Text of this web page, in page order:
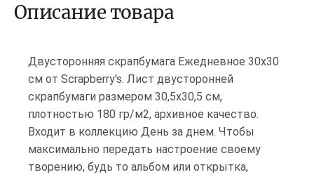
Описание товара
Двусторонняя скрапбумага Ежедневное 30х30
см от Scrapberry's. Лист двусторонней
скрапбумаги размером 30,5х30,5 см,
плотностью 180 гр/м2, архивное качество.
Входит в коллекцию День за днем. Чтобы
максимально передать настроение своему
творению, будь то альбом или открытка,